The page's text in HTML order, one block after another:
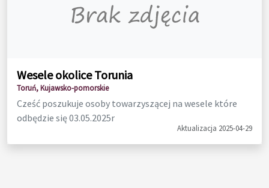
Wesele okolice Torunia
Toruń, Kujawsko-pomorskie
Cześć poszukuje osoby towarzyszącej na wesele które
odbędzie się 03.05.2025r
Aktualizacja 2025-04-29